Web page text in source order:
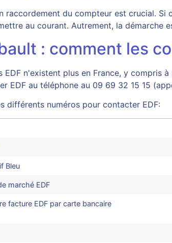
du compteur est crucial. Si
au courant. Autrement, la démarche
: comment les
EDF n'existent plus en France, y compris
EDF au téléphone au 09 69 32 15 15
différents numéros pour contacter EDF:
Bleu
marché EDF
facture EDF par carte bancaire